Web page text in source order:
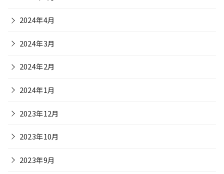
2024年4月
2024年3月
2024年2月
2024年1月
2023年12月
2023年10月
2023年9月